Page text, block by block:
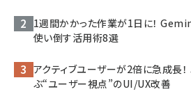
1週間かかった作業が1日に！
使い倒す活用術8選
アクティブユーザーが2倍に急成長
ぶ“ユーザー視点”のUI/UX改善